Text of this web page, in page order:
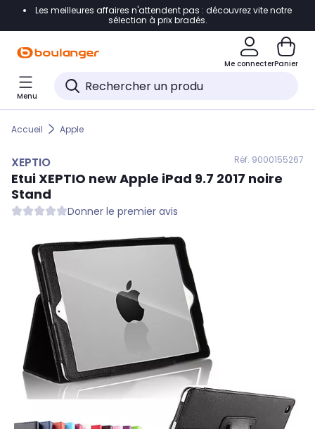
Accéder directement à la navigation
Accéder directement au pied de page
Accéder directement au chatbot
Les meilleures affaires n'attendent pas : découvrez vite notre
sélection à prix bradés.
Me connecterPanier
Menu
Accueil Apple
XEPTIO Réf. 9000155267
EtuiXEPTIO new Apple iPad 9.7 2017 noire
Stand
Donner le premier avis